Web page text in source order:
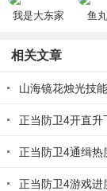
我是大东家 鱼
相关文章
山海镜花烛光技
正当防卫4开直升
正当防卫4通缉热
正当防卫4游戏进